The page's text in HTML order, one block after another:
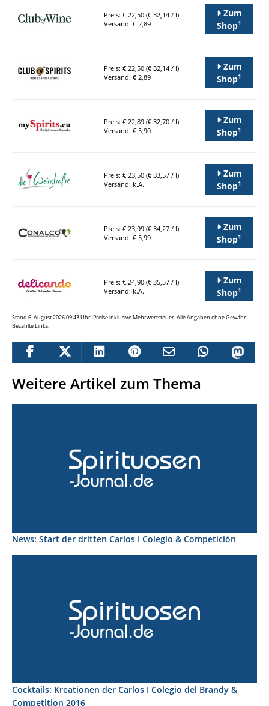
Preis: € 22,50 (€ 32,14 / l)
Versand: € 2,89
Zum
Shop1
Preis: € 22,50 (€ 32,14 / l)
Versand: € 2,89
Zum
Shop1
Preis: € 22,89 (€ 32,70 / l)
Versand: € 5,90
Zum
Shop1
Preis: € 23,50 (€ 33,57 / l)
Versand: k.A.
Zum
Shop1
Preis: € 23,99 (€ 34,27 / l)
Versand: € 5,99
Zum
Shop1
Preis: € 24,90 (€ 35,57 / l)
Versand: k.A.
Zum
Shop1
Stand 6. August 2026 09:43 Uhr. Preise inklusive Mehrwertsteuer. Alle Angaben ohne Gewähr.
Bezahlte Links.
Weitere Artikel zum Thema
News: Start der dritten Carlos I Colegio & Competición
Cocktails: Kreationen der Carlos I Colegio del Brandy &
Competition 2016